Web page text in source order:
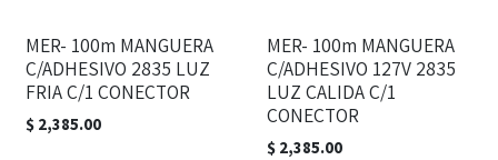
MER- 100m MANGUERA
C/ADHESIVO 2835 LUZ
FRIA C/1 CONECTOR
$ 2,385.00
MER- 100m MANGUERA
C/ADHESIVO 127V 2835
LUZ CALIDA C/1
CONECTOR
$ 2,385.00